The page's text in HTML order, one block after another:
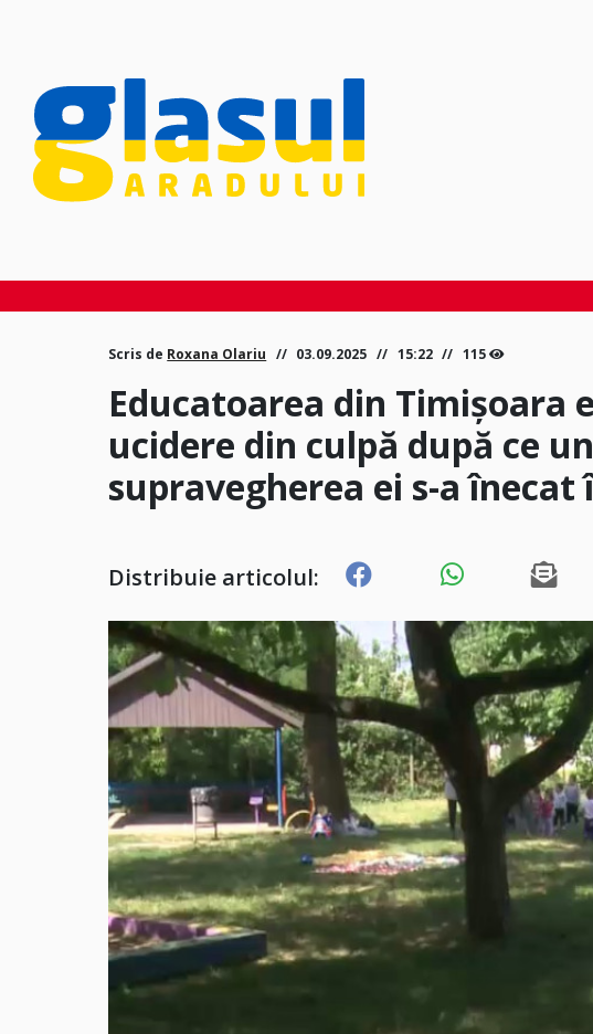
Scris de Roxana Olariu 03.09.2025 15:22 115
Educatoarea din Timișoara
ucidere din culpă după ce
supravegherea ei s-a
Distribuie articolul: